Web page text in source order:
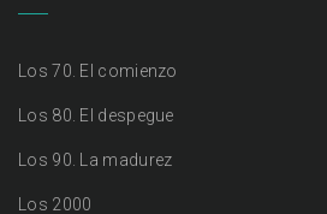
Los 70. El comienzo
Los 80. El despegue
Los 90. La madurez
Los 2000